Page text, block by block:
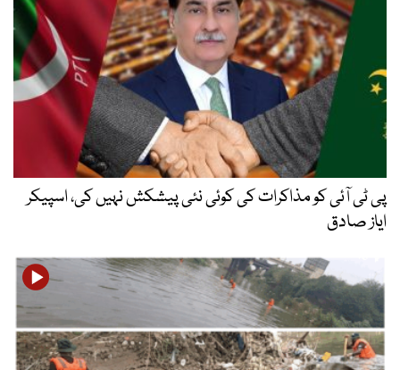
پی ٹی آئی کو مذاکرات کی کوئی نئی پیشکش نہیں کی، اسپیکر
ایاز صادق